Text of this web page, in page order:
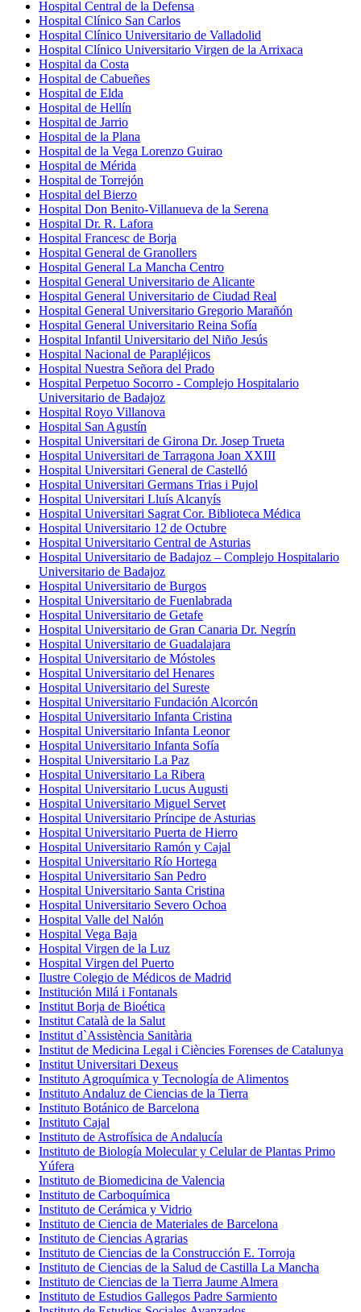
Hospital Central de la Defensa
Hospital Clínico San Carlos
Hospital Clínico Universitario de Valladolid
Hospital Clínico Universitario Virgen de la Arrixaca
Hospital da Costa
Hospital de Cabueñes
Hospital de Elda
Hospital de Hellín
Hospital de Jarrio
Hospital de la Plana
Hospital de la Vega Lorenzo Guirao
Hospital de Mérida
Hospital de Torrejón
Hospital del Bierzo
Hospital Don Benito-Villanueva de la Serena
Hospital Dr. R. Lafora
Hospital Francesc de Borja
Hospital General de Granollers
Hospital General La Mancha Centro
Hospital General Universitario de Alicante
Hospital General Universitario de Ciudad Real
Hospital General Universitario Gregorio Marañón
Hospital General Universitario Reina Sofía
Hospital Infantil Universitario del Niño Jesús
Hospital Nacional de Parapléjicos
Hospital Nuestra Señora del Prado
Hospital Perpetuo Socorro - Complejo Hospitalario
Universitario de Badajoz​
Hospital Royo Villanova
Hospital San Agustín
Hospital Universitari de Girona Dr. Josep Trueta
Hospital Universitari de Tarragona Joan XXIII
Hospital Universitari General de Castelló
Hospital Universitari Germans Trias i Pujol
Hospital Universitari Lluís Alcanyís
Hospital Universitari Sagrat Cor. Biblioteca Médica
Hospital Universitario 12 de Octubre
Hospital Universitario Central de Asturias
Hospital Universitario de Badajoz – Complejo Hospitalario
Universitario de Badajoz
Hospital Universitario de Burgos
Hospital Universitario de Fuenlabrada
Hospital Universitario de Getafe
Hospital Universitario de Gran Canaria Dr. Negrín
Hospital Universitario de Guadalajara
Hospital Universitario de Móstoles
Hospital Universitario del Henares
Hospital Universitario del Sureste
Hospital Universitario Fundación Alcorcón
Hospital Universitario Infanta Cristina
Hospital Universitario Infanta Leonor
Hospital Universitario Infanta Sofía
Hospital Universitario La Paz
Hospital Universitario La Ribera
Hospital Universitario Lucus Augusti
Hospital Universitario Miguel Servet
Hospital Universitario Príncipe de Asturias
Hospital Universitario Puerta de Hierro
Hospital Universitario Ramón y Cajal
Hospital Universitario Río Hortega
Hospital Universitario San Pedro
Hospital Universitario Santa Cristina
Hospital Universitario Severo Ochoa
Hospital Valle del Nalón
Hospital Vega Baja
Hospital Virgen de la Luz
Hospital Virgen del Puerto
Ilustre Colegio de Médicos de Madrid
Institución Milá i Fontanals
Institut Borja de Bioética
Institut Català de la Salut
Institut d`Assistència Sanitària
Institut de Medicina Legal i Ciències Forenses de Catalunya
Institut Universitari Dexeus
Instituto Agroquímica y Tecnología de Alimentos
Instituto Andaluz de Ciencias de la Tierra
Instituto Botánico de Barcelona
Instituto Cajal
Instituto de Astrofísica de Andalucía
Instituto de Biología Molecular y Celular de Plantas Primo
Yúfera
Instituto de Biomedicina de Valencia
Instituto de Carboquímica
Instituto de Cerámica y Vidrio
Instituto de Ciencia de Materiales de Barcelona
Instituto de Ciencias Agrarias
Instituto de Ciencias de la Construcción E. Torroja
Instituto de Ciencias de la Salud de Castilla La Mancha
Instituto de Ciencias de la Tierra Jaume Almera
Instituto de Estudios Gallegos Padre Sarmiento